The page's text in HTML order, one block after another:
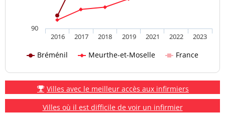
Bréménil Meurthe-et-Moselle France
2016 2017 2018 2019 2021 2022 2023
90
Villes avec le meilleur accès aux infirmiers
Villes où il est difficile de voir un infirmier